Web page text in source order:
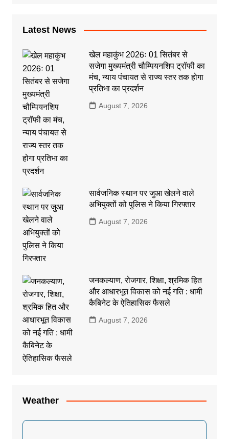
Latest News
खेल महाकुंभ 2026ः 01 सितंबर से
सजेगा मुख्यमंत्री चौम्पियनशिप ट्रॉफी का
मंच, न्याय पंचायत से राज्य स्तर तक होगा
प्रतिभा का प्रदर्शन
August 7, 2026
सार्वजनिक स्थान पर जुआ खेलने वाले
अभियुक्तों को पुलिस ने किया गिरफ्तार
August 7, 2026
जनकल्याण, रोजगार, शिक्षा, श्रमिक हित
और आधारभूत विकास को नई गति : धामी
कैबिनेट के ऐतिहासिक फैसले
August 7, 2026
Weather